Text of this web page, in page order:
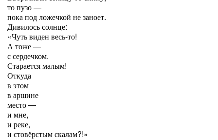
то пузо —
пока под ложечкой не заноет.
Дивилось солнце:
«Чуть виден весь-то!
А тоже —
с сердечком.
Старается малым!
Откуда
в этом
в аршине
место —
и мне,
и реке,
и стовёрстым скалам?!»